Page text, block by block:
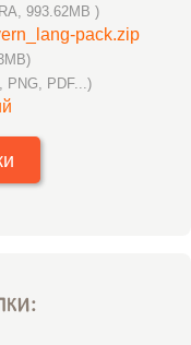
993.62MB )
pack.zip
PNG, PDF...)